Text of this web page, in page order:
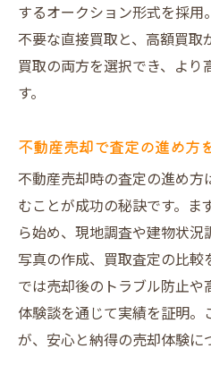
するオークション形式を採
不要な直接買取と、高額買
買取の両方を選択でき、よ
す。
不動産売却で査定の進め方
不動産売却時の査定の進め
むことが成功の秘訣です。
ら始め、現地調査や建物状
写真の作成、買取査定の比較
では売却後のトラブル防止
体験談を通じて実績を証明
が、安心と納得の売却体験に